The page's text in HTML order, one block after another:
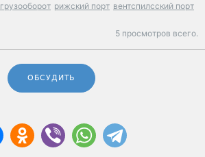
грузооборот рижский порт вентспилсский порт
5 просмотров всего.
ОБСУДИТЬ